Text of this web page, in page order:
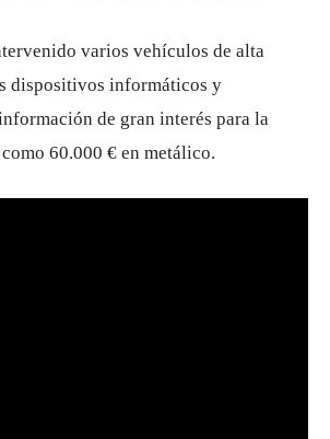
varios vehículos de alta
dispositivos informáticos y
de gran interés para la
60.000 € en metálico.